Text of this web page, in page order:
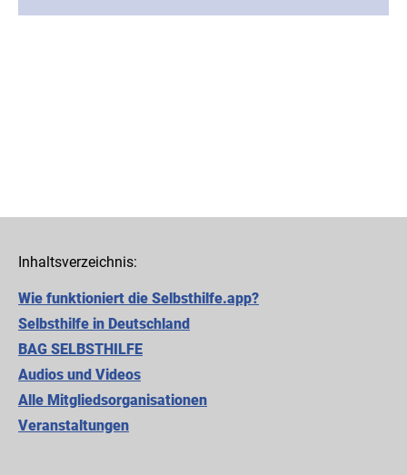
Inhaltsverzeichnis:
Wie funktioniert die Selbsthilfe.app?
Selbsthilfe in Deutschland
BAG SELBSTHILFE
Audios und Videos
Alle Mitgliedsorganisationen
Veranstaltungen
Cookie-Einstellungen